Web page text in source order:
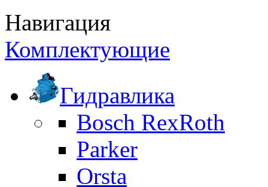
Навигация
Комплектующие
Гидравлика
Bosch RexRoth
Parker
Orsta